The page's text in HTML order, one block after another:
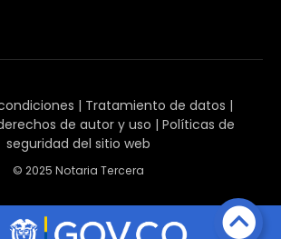
| Tratamiento de datos |
de autor y uso | Políticas de
seguridad del sitio web
© 2025 Notaria Tercera